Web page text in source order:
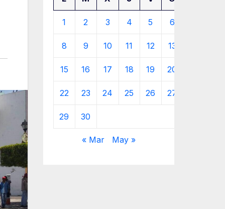
1 2 3 4 5 6
8 9 10 11 12 13
15 16 17 18 19 20
22 23 24 25 26 27
29 30
« Mar May »